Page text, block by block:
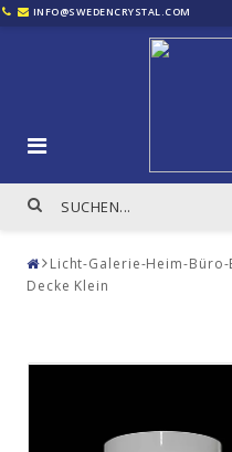
INFO@SWEDENCRYSTAL.COM
Licht-Galerie-Heim-Büro-
Decke Klein